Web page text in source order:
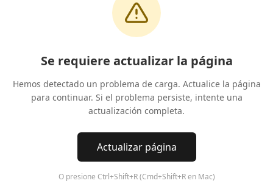
Se requiere actualizar la página
Hemos detectado un problema de carga. Actualice la página
para continuar. Si el problema persiste, intente una
actualización completa.
Actualizar página
O presione Ctrl+Shift+R (Cmd+Shift+R en Mac)